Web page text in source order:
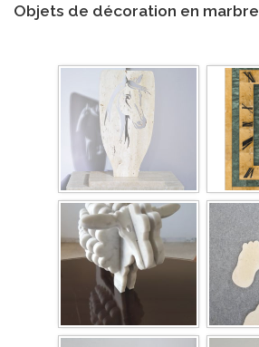
Objets de décoration en marbre